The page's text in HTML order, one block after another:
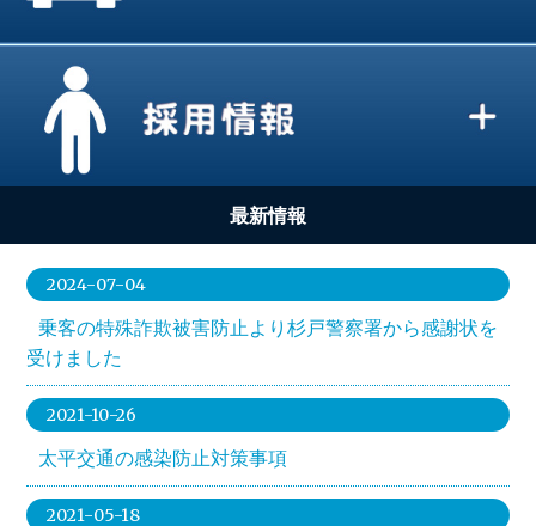
最新情報
2024-07-04
乗客の特殊詐欺被害防止より杉戸警察署から感謝状を
受けました
2021-10-26
太平交通の感染防止対策事項
2021-05-18